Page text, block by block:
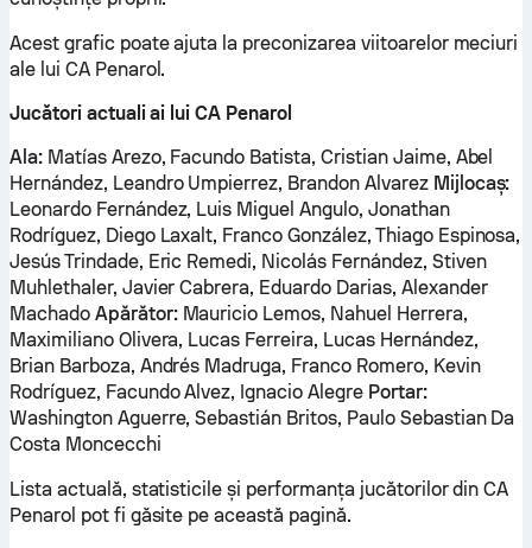
Acest grafic poate ajuta la preconizarea viitoarelor meciuri
ale lui CA Penarol.
Jucători actuali ai lui CA Penarol
Ala:Matías Arezo, Facundo Batista, Cristian Jaime, Abel
Hernández, Leandro Umpierrez, Brandon Alvarez Mijlocaș:
Leonardo Fernández, Luis Miguel Angulo, Jonathan
Rodríguez, Diego Laxalt, Franco González, Thiago Espinosa,
Jesús Trindade, Eric Remedi, Nicolás Fernández, Stiven
Muhlethaler, Javier Cabrera, Eduardo Darias, Alexander
Machado Apărător:Mauricio Lemos, Nahuel Herrera,
Maximiliano Olivera, Lucas Ferreira, Lucas Hernández,
Brian Barboza, Andrés Madruga, Franco Romero, Kevin
Rodríguez, Facundo Alvez, Ignacio Alegre Portar:
Washington Aguerre, Sebastián Britos, Paulo Sebastian Da
Costa Moncecchi
Lista actuală, statisticile și performanța jucătorilor din CA
Penarol pot fi găsite pe această pagină.